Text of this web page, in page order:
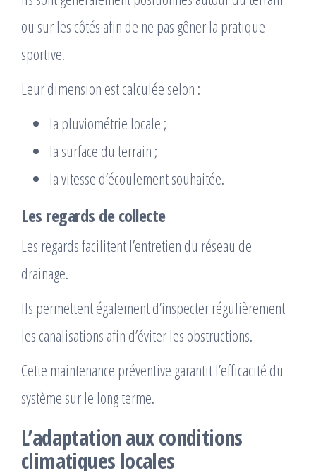
ou sur les côtés afin de ne pas gêner la pratique
sportive.
Leur dimension est calculée selon :
la pluviométrie locale ;
la surface du terrain ;
la vitesse d’écoulement souhaitée.
Les regards de collecte
Les regards facilitent l’entretien du réseau de
drainage.
Ils permettent également d’inspecter régulièrement
les canalisations afin d’éviter les obstructions.
Cette maintenance préventive garantit l’efficacité du
système sur le long terme.
L’adaptation aux conditions
climatiques locales